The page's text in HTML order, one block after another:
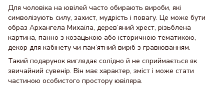
Для чоловіка на ювілей часто обирають вироби, які
символізують силу, захист, мудрість і повагу. Це може бути
образ Архангела Михаїла, дерев’яний хрест, різьблена
картина, панно з козацькою або історичною тематикою,
декор для кабінету чи пам’ятний виріб з гравіюванням.
Такий подарунок виглядає солідно й не сприймається як
звичайний сувенір. Він має характер, зміст і може стати
частиною особистого простору ювіляра.